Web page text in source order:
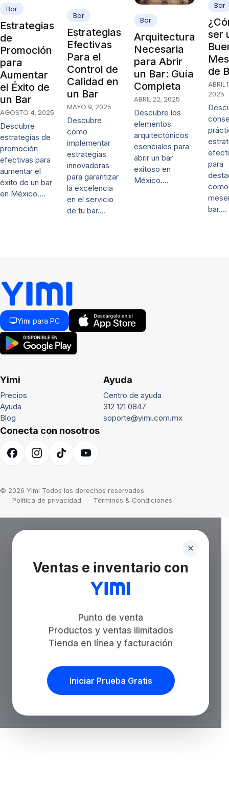
Bar
Estrategias
de
Promoción
para
Aumentar
el Éxito de
un Bar
AGOSTO 4, 2025
Descubre
estrategias de
promoción
efectivas para
aumentar el
éxito de un bar
en México.…
Bar
Estrategias
Efectivas
Para el
Control de
Calidad en
un Bar
MAYO 9, 2025
Descubre
cómo
implementar
estrategias
innovadoras
para garantizar
la excelencia
en el servicio
de tu bar.…
Bar
Arquitectura
Necesaria
para Abrir
un Bar: Guía
Completa
ABRIL 22, 2025
Descubre los
elementos
arquitectónicos
esenciales para
abrir un bar
exitoso en
México.…
Bar
ser
de
ABRIL
2025
para
como
bar.…
Yimi para PC
Yimi
Precios
Ayuda
Blog
Ayuda
Centro de ayuda
312 121 0847
soporte@yimi.com.mx
Conecta con nosotros
© 2026 Yimi Todos los derechos reservados
Política de privacidad
Términos & Condiciones
Ventas e inventario con
Punto de venta
Productos y ventas ilimitados
Tienda en línea y facturación
Iniciar Prueba Gratis